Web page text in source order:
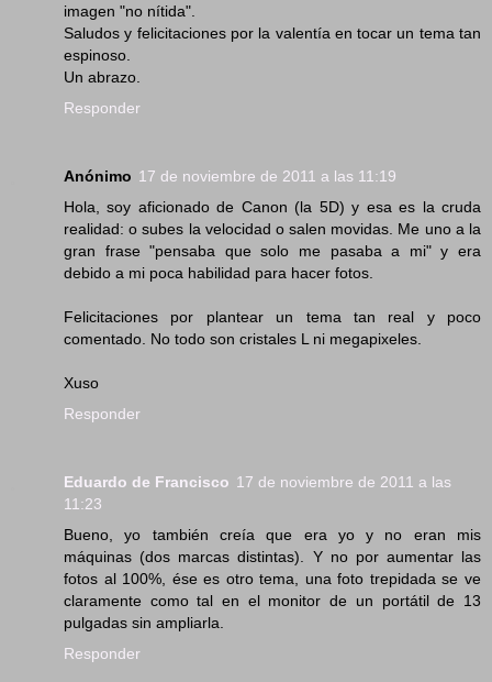
imagen "no nítida".
Saludos y felicitaciones por la valentía en tocar un tema tan
espinoso.
Un abrazo.
Responder
Anónimo 17 de noviembre de 2011 a las 11:19
Hola, soy aficionado de Canon (la 5D) y esa es la cruda
realidad: o subes la velocidad o salen movidas. Me uno a la
gran frase "pensaba que solo me pasaba a mi" y era
debido a mi poca habilidad para hacer fotos.
Felicitaciones por plantear un tema tan real y poco
comentado. No todo son cristales L ni megapixeles.
Xuso
Responder
Eduardo de Francisco 17 de noviembre de 2011 a las
11:23
Bueno, yo también creía que era yo y no eran mis
máquinas (dos marcas distintas). Y no por aumentar las
fotos al 100%, ése es otro tema, una foto trepidada se ve
claramente como tal en el monitor de un portátil de 13
pulgadas sin ampliarla.
Responder